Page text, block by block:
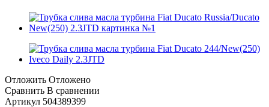
Отложить Отложено
Сравнить В сравнении
Артикул 504389399